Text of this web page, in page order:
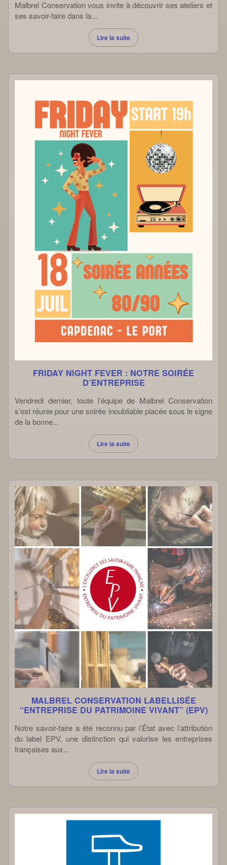
Malbrel Conservation vous invite à découvrir ses ateliers et
ses savoir-faire dans la...
Lire la suite
FRIDAY NIGHT FEVER : NOTRE SOIRÉE
D’ENTREPRISE
Vendredi dernier, toute l’équipe de Malbrel Conservation
s’est réunie pour une soirée inoubliable placée sous le signe
de la bonne...
Lire la suite
MALBREL CONSERVATION LABELLISÉE
“ENTREPRISE DU PATRIMOINE VIVANT” (EPV)
Notre savoir-faire a été reconnu par l’État avec l’attribution
du label EPV, une distinction qui valorise les entreprises
françaises aux...
Lire la suite